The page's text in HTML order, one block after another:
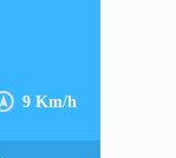
9 Km/h